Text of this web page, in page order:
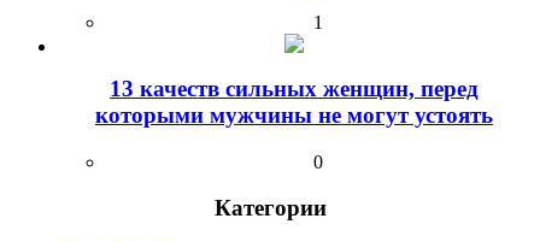
1
13 качеств сильных женщин, перед
которыми мужчины не могут устоять
0
Категории